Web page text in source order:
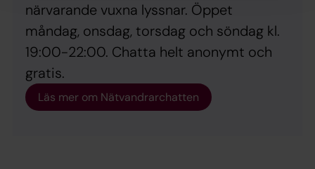
närvarande vuxna lyssnar. Öppet
måndag, onsdag, torsdag och söndag kl.
19:00-22:00. Chatta helt anonymt och
gratis.
Läs mer om Nätvandrarchatten